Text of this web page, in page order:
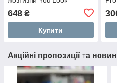
Shine Mask 1000мл
648 ₴
Купити
Акційні пропозиції та